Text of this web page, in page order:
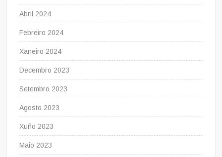
Abril 2024
Febreiro 2024
Xaneiro 2024
Decembro 2023
Setembro 2023
Agosto 2023
Xuño 2023
Maio 2023